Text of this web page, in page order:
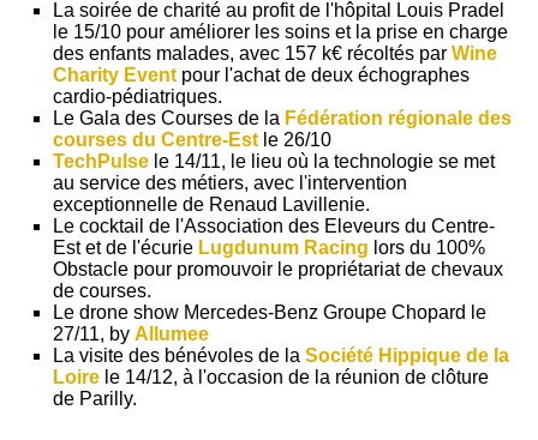
La soirée de charité au profit de l'hôpital Louis Pradel
le 15/10 pour améliorer les soins et la prise en charge
des enfants malades, avec 157 k€ récoltés par Wine
Charity Event pour l'achat de deux échographes
cardio-pédiatriques.
Le Gala des Courses de la Fédération régionale des
courses du Centre-Est le 26/10
TechPulse le 14/11, le lieu où la technologie se met
au service des métiers, avec l'intervention
exceptionnelle de Renaud Lavillenie.
Le cocktail de l'Association des Eleveurs du Centre-
Est et de l'écurie Lugdunum Racing lors du 100%
Obstacle pour promouvoir le propriétariat de chevaux
de courses.
Le drone show Mercedes-Benz Groupe Chopard le
27/11, by Allumee
La visite des bénévoles de la Société Hippique de la
Loire le 14/12, à l'occasion de la réunion de clôture
de Parilly.